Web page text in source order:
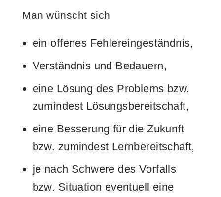
Man wünscht sich
ein offenes Fehlereingeständnis,
Verständnis und Bedauern,
eine Lösung des Problems bzw.
zumindest Lösungsbereitschaft,
eine Besserung für die Zukunft
bzw. zumindest Lernbereitschaft,
je nach Schwere des Vorfalls
bzw. Situation eventuell eine